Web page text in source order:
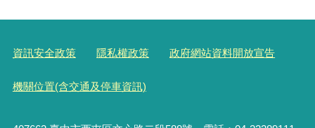
資訊安全政策 隱私權政策 政府網站資料開放宣告
機關位置(含交通及停車資訊)